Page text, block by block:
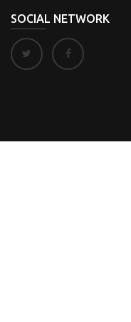
SOCIAL NETWORK